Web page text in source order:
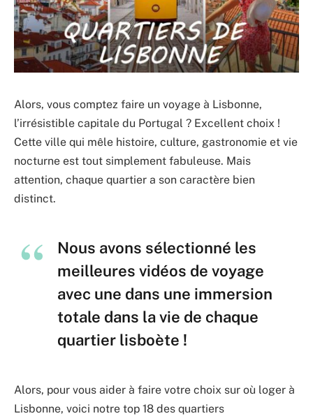
Alors, vous comptez faire un voyage à Lisbonne,
l’irrésistible capitale du Portugal ? Excellent choix !
Cette ville qui mêle histoire, culture, gastronomie et vie
nocturne est tout simplement fabuleuse. Mais
attention, chaque quartier a son caractère bien
distinct.
Nous avons sélectionné les
meilleures vidéos de voyage
avec une dans une immersion
totale dans la vie de chaque
quartier lisboète !
Alors, pour vous aider à faire votre choix sur où loger à
Lisbonne, voici notre top 18 des quartiers